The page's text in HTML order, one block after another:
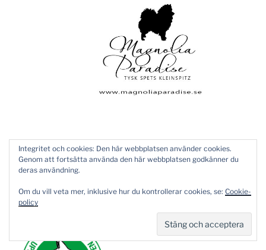
Sidnumrering
för
inlägg
sida
Integritet och cookies: Den här webbplatsen använder cookies.
Genom att fortsätta använda den här webbplatsen godkänner du
deras användning.
Om du vill veta mer, inklusive hur du kontrollerar cookies, se: Cookie-
policy